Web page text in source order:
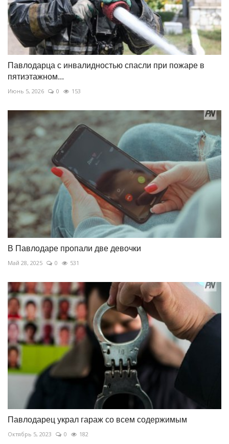
Павлодарца с инвалидностью спасли при пожаре в
пятиэтажном...
Июнь 5, 2026 0 153
В Павлодаре пропали две девочки
Май 28, 2025 0 531
Павлодарец украл гараж со всем содержимым
Октябрь 5, 2023 0 182